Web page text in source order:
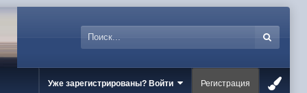
Уже зарегистрированы? Войти Регистрация